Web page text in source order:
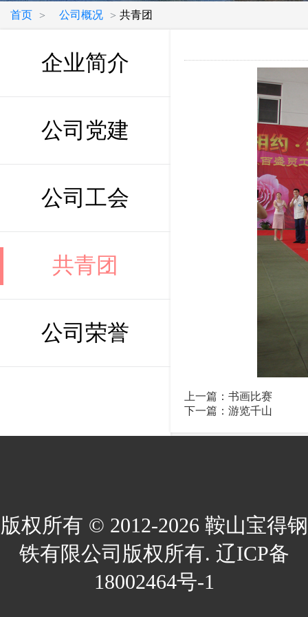
首页 > 公司概况 > 共青团
企业简介
公司党建
公司工会
共青团
公司荣誉
上一篇： 书画比赛
下一篇： 游览千山
版权所有 © 2012-2026 鞍山宝得钢
铁有限公司版权所有. 辽ICP备
18002464号-1